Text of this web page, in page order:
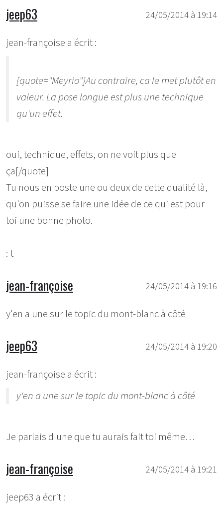
24/05/2014 à 19:14
jeep63
jean-françoise a écrit :
[quote="Meyrio"]Au contraire, ca le met plutôt en
valeur. La pose longue est plus une technique
qu'un effet.
oui, technique, effets, on ne voit plus que
ça[/quote]
Tu nous en poste une ou deux de cette qualité là,
qu'on puisse se faire une idée de ce qui est pour
toi une bonne photo.
:-t
24/05/2014 à 19:16
jean-françoise
y'en a une sur le topic du mont-blanc à côté
24/05/2014 à 19:20
jeep63
jean-françoise a écrit :
y'en a une sur le topic du mont-blanc à côté
Je parlais d'une que tu aurais fait toi même…
24/05/2014 à 19:21
jean-françoise
jeep63 a écrit :